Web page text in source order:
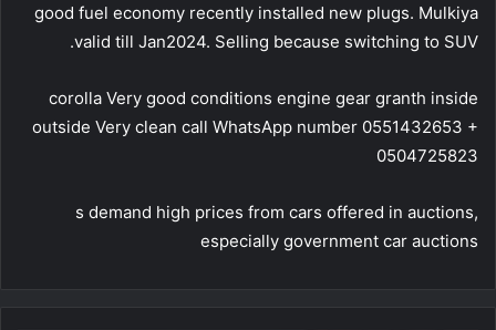
good fuel economy recently installed new plugs. Mulkiya
valid till Jan2024. Selling because switching to SUV.
corolla Very good conditions engine gear granth inside
outside Very clean call WhatsApp number 0551432653 +
0504725823
s demand high prices from cars offered in auctions,
especially government car auctions